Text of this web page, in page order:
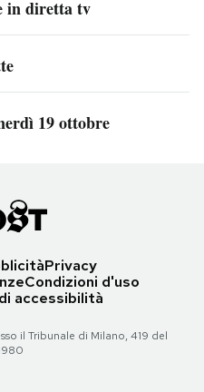
in diretta tv
19 ottobre
Privacy
Condizioni d'uso
accessibilità
il Tribunale di Milano, 419 del